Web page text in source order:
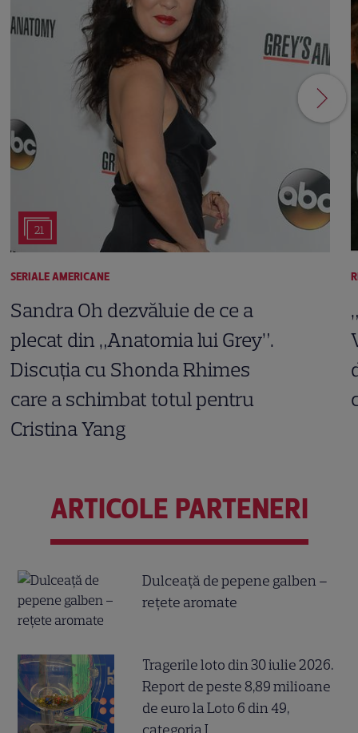
21
SERIALE AMERICANE
Sandra Oh dezvăluie de ce a
plecat din „Anatomia lui Grey”.
Discuția cu Shonda Rhimes
care a schimbat totul pentru
Cristina Yang
ARTICOLE PARTENERI
Dulceață de pepene galben –
rețete aromate
Tragerile loto din 30 iulie 2026.
Report de peste 8,89 milioane
de euro la Loto 6 din 49,